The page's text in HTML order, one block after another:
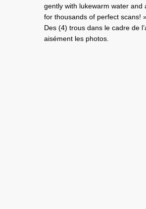
gently with lukewarm water and
for thousands of perfect
Des (4) trous dans le cadre de
aisément les photos.